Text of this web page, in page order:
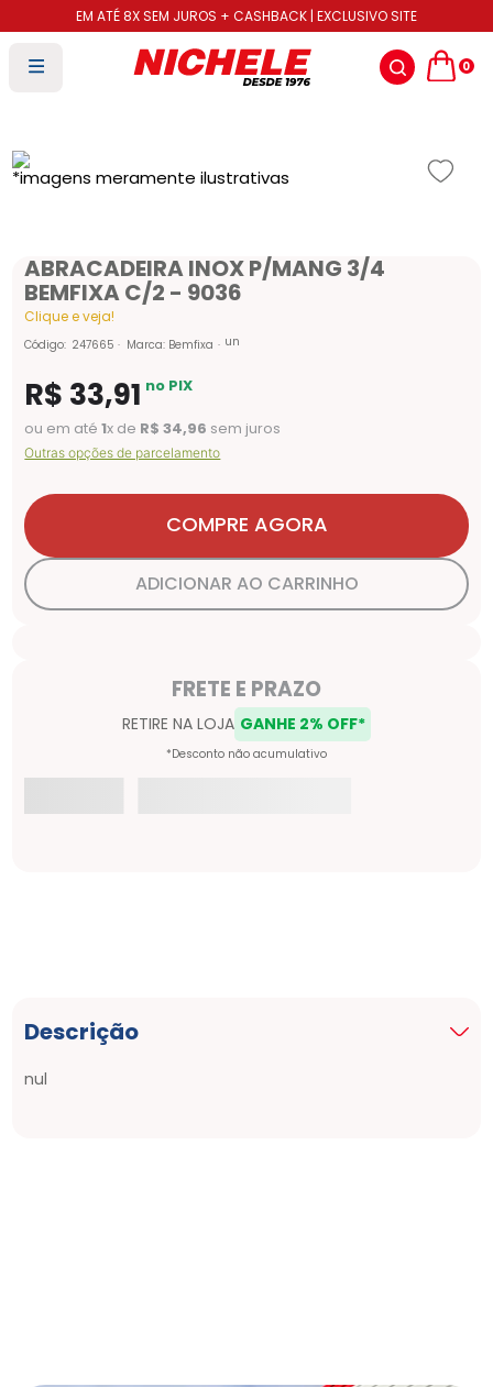
EM ATÉ 8X SEM JUROS + CASHBACK | EXCLUSIVO SITE
0
ABRACADEIRA INOX P/MANG 3/4
BEMFIXA C/2 - 9036
Clique e veja!
Código: 247665 Marca: Bemfixa un
R$ 33,91 no PIX
ou em até1x de R$ 34,96 sem juros
Outras opções de parcelamento
COMPRE AGORA
ADICIONAR AO CARRINHO
Descrição
nul